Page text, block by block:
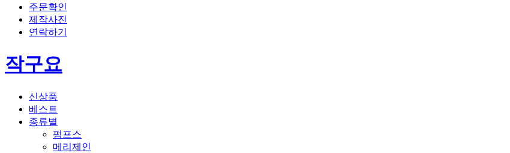
주문확인
제작사진
연락하기
작구요
신상품
베스트
종류별
펌프스
메리제인